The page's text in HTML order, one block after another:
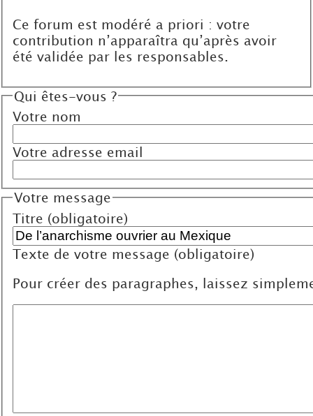
Ce forum est modéré a priori : votre
contribution n’apparaîtra qu’après avoir
été validée par les responsables.
Qui êtes-vous ?
Votre nom
Votre adresse email
Votre message
Titre (obligatoire)
Texte de votre message (obligatoire)
Pour créer des paragraphes, laissez